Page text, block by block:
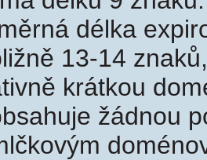
délka
13-14
krátkou
žádnou